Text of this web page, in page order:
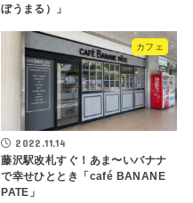
ぼうまる）」
カフェ
2022.11.14
藤沢駅改札すぐ！あま〜いバナナ
で幸せひととき「café BANANE
PATE」